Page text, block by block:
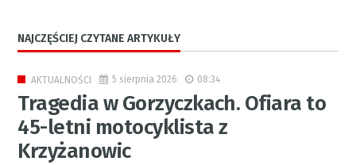
NAJCZĘŚCIEJ CZYTANE ARTYKUŁY
AKTUALNOŚCI 5 sierpnia 2026 08:34
Tragedia w Gorzyczkach. Ofiara to
45-letni motocyklista z
Krzyżanowic